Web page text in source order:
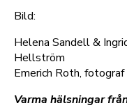
Bild:
Helena Sandell &
Hellström
Emerich Roth,
Varma hälsningar